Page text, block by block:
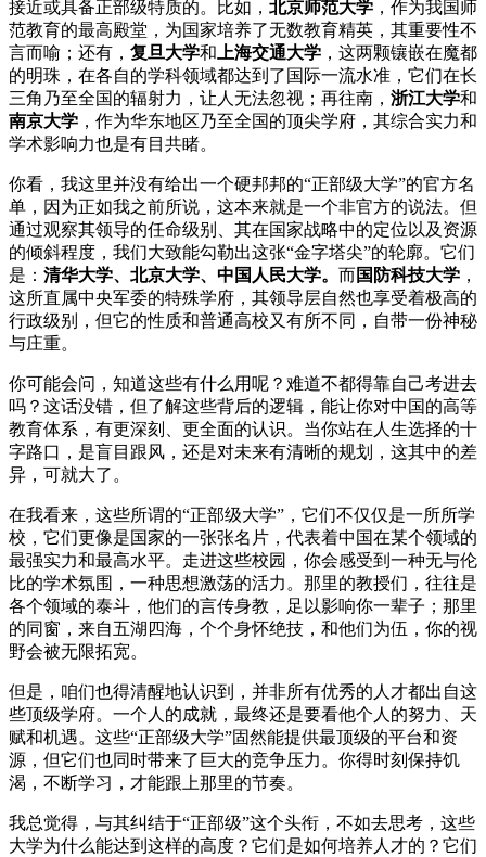
接近或具备正部级特质的。比如， 北京师范大学 ，作为我国师
范教育的最高殿堂，为国家培养了无数教育精英，其重要性不
言而喻；还有， 复旦大学和 上海交通大学 ，这两颗镶嵌在魔都
的明珠，在各自的学科领域都达到了国际一流水准，它们在长
三角乃至全国的辐射力，让人无法忽视；再往南， 浙江大学和
南京大学 ，作为华东地区乃至全国的顶尖学府，其综合实力和
学术影响力也是有目共睹。
你看，我这里并没有给出一个硬邦邦的“正部级大学”的官方名
单，因为正如我之前所说，这本来就是一个非官方的说法。但
通过观察其领导的任命级别、其在国家战略中的定位以及资源
的倾斜程度，我们大致能勾勒出这张“金字塔尖”的轮廓。它们
是： 清华大学、北京大学、中国人民大学。 而国防科技大学 ，
这所直属中央军委的特殊学府，其领导层自然也享受着极高的
行政级别，但它的性质和普通高校又有所不同，自带一份神秘
与庄重。
你可能会问，知道这些有什么用呢？难道不都得靠自己考进去
吗？这话没错，但了解这些背后的逻辑，能让你对中国的高等
教育体系，有更深刻、更全面的认识。当你站在人生选择的十
字路口，是盲目跟风，还是对未来有清晰的规划，这其中的差
异，可就大了。
在我看来，这些所谓的“正部级大学”，它们不仅仅是一所所学
校，它们更像是国家的一张张名片，代表着中国在某个领域的
最强实力和最高水平。走进这些校园，你会感受到一种无与伦
比的学术氛围，一种思想激荡的活力。那里的教授们，往往是
各个领域的泰斗，他们的言传身教，足以影响你一辈子；那里
的同窗，来自五湖四海，个个身怀绝技，和他们为伍，你的视
野会被无限拓宽。
但是，咱们也得清醒地认识到，并非所有优秀的人才都出自这
些顶级学府。一个人的成就，最终还是要看他个人的努力、天
赋和机遇。这些“正部级大学”固然能提供最顶级的平台和资
源，但它们也同时带来了巨大的竞争压力。你得时刻保持饥
渴，不断学习，才能跟上那里的节奏。
我总觉得，与其纠结于“正部级”这个头衔，不如去思考，这些
大学为什么能达到这样的高度？它们是如何培养人才的？它们